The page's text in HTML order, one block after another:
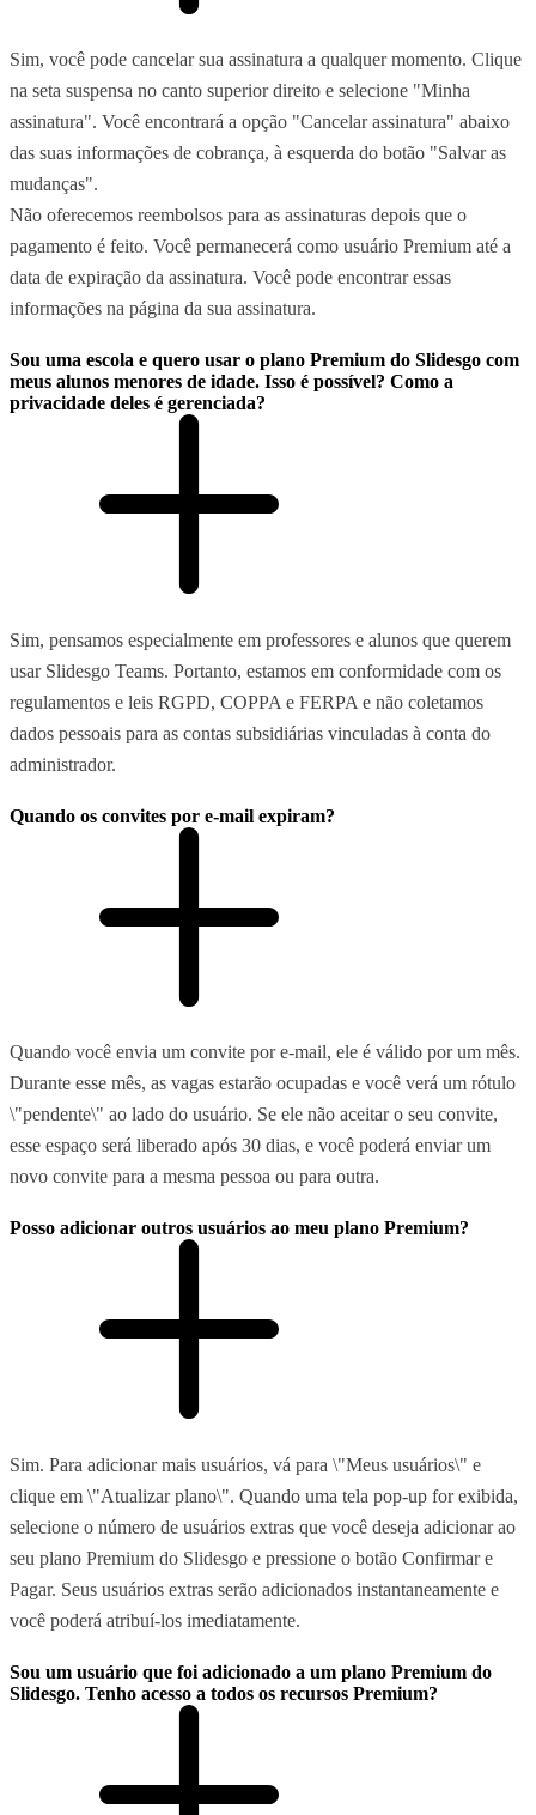
Sim, você pode cancelar sua assinatura a qualquer momento. Clique
na seta suspensa no canto superior direito e selecione "Minha
assinatura". Você encontrará a opção "Cancelar assinatura" abaixo
das suas informações de cobrança, à esquerda do botão "Salvar as
mudanças".
Não oferecemos reembolsos para as assinaturas depois que o
pagamento é feito. Você permanecerá como usuário Premium até a
data de expiração da assinatura. Você pode encontrar essas
informações na página da sua assinatura.
Sou uma escola e quero usar o plano Premium do Slidesgo com
meus alunos menores de idade. Isso é possível? Como a
privacidade deles é gerenciada?
Sim, pensamos especialmente em professores e alunos que querem
usar Slidesgo Teams. Portanto, estamos em conformidade com os
regulamentos e leis RGPD, COPPA e FERPA e não coletamos
dados pessoais para as contas subsidiárias vinculadas à conta do
administrador.
Quando os convites por e-mail expiram?
Quando você envia um convite por e-mail, ele é válido por um mês.
Durante esse mês, as vagas estarão ocupadas e você verá um rótulo
\"pendente\" ao lado do usuário. Se ele não aceitar o seu convite,
esse espaço será liberado após 30 dias, e você poderá enviar um
novo convite para a mesma pessoa ou para outra.
Posso adicionar outros usuários ao meu plano Premium?
Sim. Para adicionar mais usuários, vá para \"Meus usuários\" e
clique em \"Atualizar plano\". Quando uma tela pop-up for exibida,
selecione o número de usuários extras que você deseja adicionar ao
seu plano Premium do Slidesgo e pressione o botão Confirmar e
Pagar. Seus usuários extras serão adicionados instantaneamente e
você poderá atribuí-los imediatamente.
Sou um usuário que foi adicionado a um plano Premium do
Slidesgo. Tenho acesso a todos os recursos Premium?